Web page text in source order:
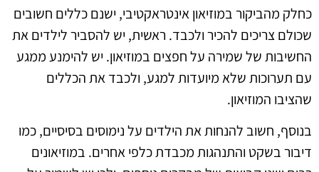
כחלק מהביקור במוזיאון אינטראקטיבי, ישנם כללים חשובים
שכולם צריכים להכיר ולכבד. ראשית, יש להסביר לילדים את
החשיבות של שמירה על חפצים במוזיאון. יש להימנע ממגע
עם תערוכות שלא מיועדות למגע, ולכבד את הכללים
שהציבו המוזיאון.
בנוסף, חשוב להנחות את הילדים על נימוסים בסיסיים, כמו
דיבור בשקט והתנהגות מכבדת כלפי אחרים. במוזיאונים